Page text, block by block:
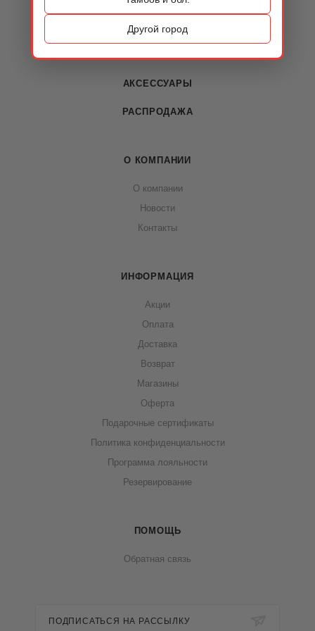
Другой город
ОБУВЬ
СУМКИ
АКСЕССУАРЫ
РАСПРОДАЖА
О КОМПАНИИ
О компании
Новости
Контакты
ИНФОРМАЦИЯ
Акции
Оплата
Доставка
Возврат
Магазины
Оферта
Подарочные сертификаты
Политика конфиденциальности
Программа лояльности
Резервирование
ПОМОЩЬ
Обратная связь
ПОДПИСАТЬСЯ НА РАССЫЛКУ